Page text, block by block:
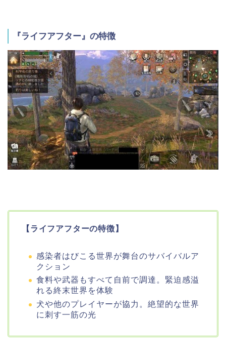
『ライフアフター』の特徴
【ライフアフターの特徴】
感染者はびこる世界が舞台のサバイバルア
クション
食料や武器もすべて自前で調達。緊迫感溢
れる終末世界を体験
犬や他のプレイヤーが協力。絶望的な世界
に刺す一筋の光